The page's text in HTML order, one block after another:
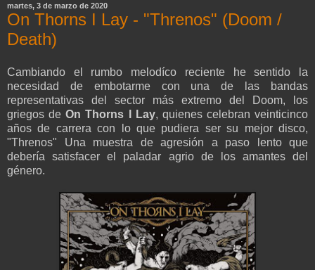
martes, 3 de marzo de 2020
On Thorns I Lay - "Threnos" (Doom /
Death)
Cambiando el rumbo melodíco reciente he sentido la
necesidad de embotarme con una de las bandas
representativas del sector más extremo del Doom, los
griegos deOn Thorns I Lay, quienes celebran veinticinco
años de carrera con lo que pudiera ser su mejor disco,
"Threnos" Una muestra de agresión a paso lento que
debería satisfacer el paladar agrio de los amantes del
género.